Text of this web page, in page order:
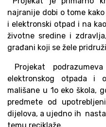
najranije dobi o tome
i elektronski otpad i na
životne sredine i
građani koji se žele
Projekat
elektronskog otpada i
mališane u 1o eko škola,
predmete od
dijelova, a ujedno ih
temu reciklaže.